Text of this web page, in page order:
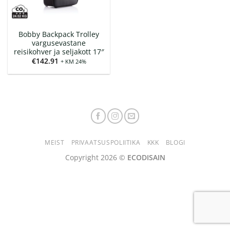
Bobby Backpack Trolley
vargusevastane
reisikohver ja seljakott 17″
€142.91 + KM 24%
MEIST PRIVAATSUSPOLIITIKA KKK BLOGI
Copyright 2026 © ECODISAIN